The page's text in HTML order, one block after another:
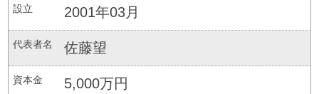
設立 2001年03月
代表者名 佐藤望
資本金 5,000万円